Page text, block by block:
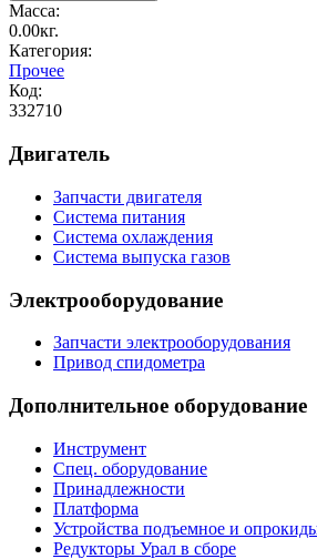
Масса:
0.00кг.
Категория:
Прочее
Код:
332710
Двигатель
Запчасти двигателя
Система питания
Система охлаждения
Система выпуска газов
Электрооборудование
Запчасти электрооборудования
Привод спидометра
Дополнительное оборудование
Инструмент
Спец. оборудование
Принадлежности
Платформа
Устройства подъемное и
Редукторы Урал в сборе